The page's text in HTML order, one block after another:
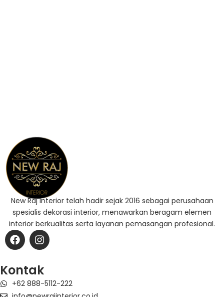
New Raj Interior telah hadir sejak 2016 sebagai perusahaan
spesialis dekorasi interior, menawarkan beragam elemen
interior berkualitas serta layanan pemasangan profesional.
F
a
e
b
o
o
I
n
t
a
g
r
Kontak
+62 888-5112-222